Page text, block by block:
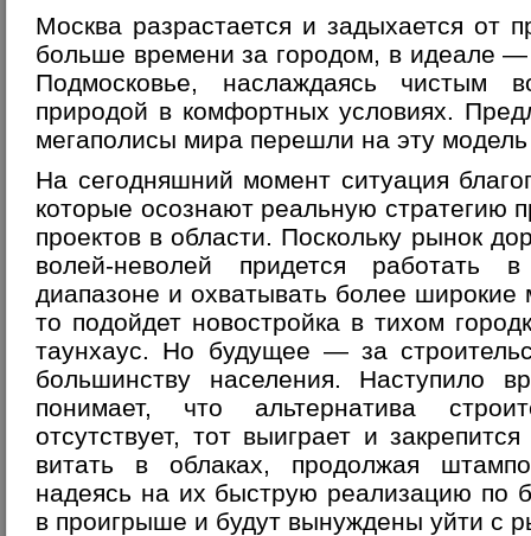
Москва разрастается и задыхается от
больше времени за городом, в идеале
Подмосковье, наслаждаясь чистым
природой в комфортных условиях.
мегаполисы мира перешли на эту
На сегодняшний момент ситуация
которые осознают реальную стратегию
проектов в области. Поскольку рынок
волей-неволей придется работать
диапазоне и охватывать более широкие
то подойдет новостройка в тихом
таунхаус. Но будущее — за
большинству населения. Наступило
понимает, что альтернатива
отсутствует, тот выиграет и
витать в облаках, продолжая
надеясь на их быструю реализацию по
в проигрыше и будут вынуждены уйти с